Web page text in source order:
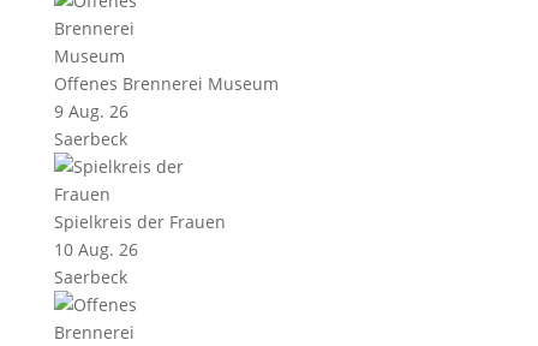
Offenes Brennerei Museum
9 Aug. 26
Saerbeck
Spielkreis der Frauen
10 Aug. 26
Saerbeck